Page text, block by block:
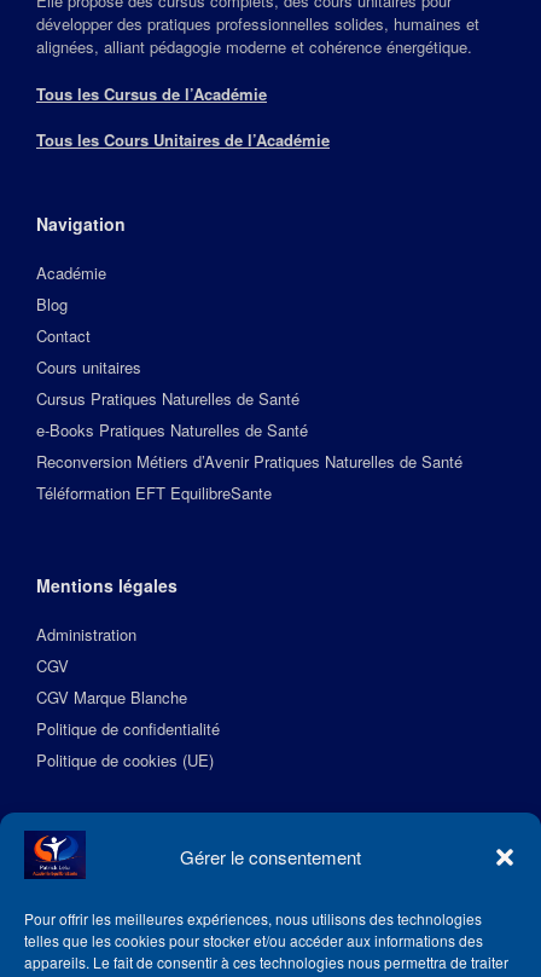
Gérer le consentement
Pour offrir les meilleures expériences, nous utilisons des technologies
telles que les cookies pour stocker et/ou accéder aux informations des
appareils. Le fait de consentir à ces technologies nous permettra de traiter
développer des pratiques professionnelles solides, humaines et
alignées, alliant pédagogie moderne et cohérence énergétique.
Tous les Cursus de l’Académie
Tous les Cours Unitaires de l’Académie
Navigation
Académie
Blog
Contact
Cours unitaires
Cursus Pratiques Naturelles de Santé
e-Books Pratiques Naturelles de Santé
Reconversion Métiers d’Avenir Pratiques Naturelles de Santé
Téléformation EFT EquilibreSante
Mentions légales
Administration
CGV
CGV Marque Blanche
Politique de confidentialité
Politique de cookies (UE)
Suivez l’Académie EquilibreSante